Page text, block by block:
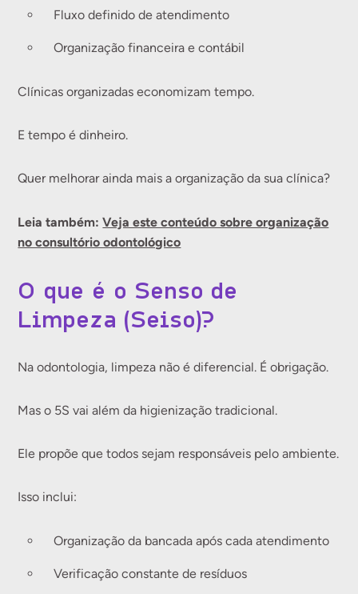
Fluxo definido de atendimento
Organização financeira e contábil
Clínicas organizadas economizam tempo.
E tempo é dinheiro.
Quer melhorar ainda mais a organização da sua clínica?
Leia também:Veja este conteúdo sobre organização
no consultório odontológico
O que é o Senso de
Limpeza (Seiso)?
Na odontologia, limpeza não é diferencial. É obrigação.
Mas o 5S vai além da higienização tradicional.
Ele propõe que todos sejam responsáveis pelo ambiente.
Isso inclui:
Organização da bancada após cada atendimento
Verificação constante de resíduos